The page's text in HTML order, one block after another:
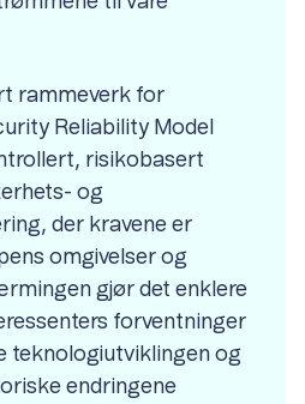
rammeverk for
Reliability Model
risikobasert
og
der kravene er
omgivelser og
gjør det enklere
forventninger
teknologiutviklingen og
endringene